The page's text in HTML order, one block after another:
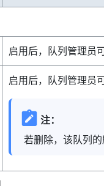
启用后，队列管理员
启用后，队列管理员
注：
若删除，该队列